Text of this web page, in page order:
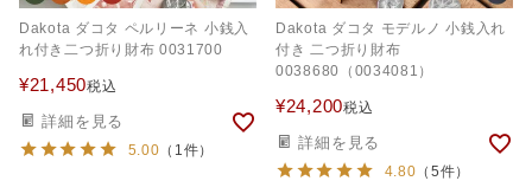
Dakota ダコタ ペルリーネ 小銭入
れ付き二つ折り財布 0031700
¥21,450税込
詳細を見る
5.00 （1件）
Dakota ダコタ モデルノ 小銭入れ
付き 二つ折り財布
0038680（0034081）
¥24,200税込
詳細を見る
4.80 （5件）